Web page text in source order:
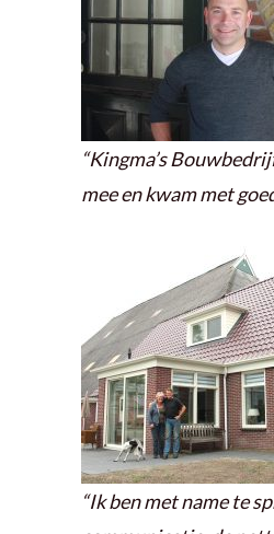
“Kingma’s
mee en kwam met
“Ik ben met name te